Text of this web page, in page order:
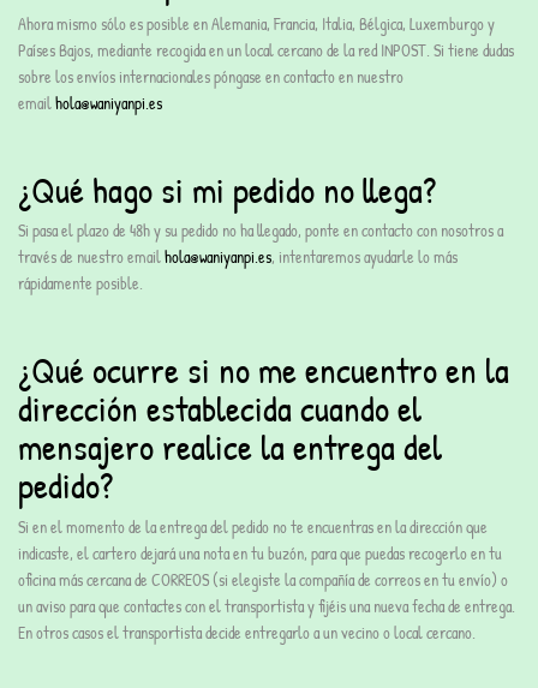
Ahora mismo sólo es posible en Alemania, Francia, Italia, Bélgica, Luxemburgo y
Países Bajos, mediante recogida en un local cercano de la red INPOST. Si tiene dudas
sobre los envíos internacionales póngase en contacto en nuestro
emailhola@waniyanpi.es
¿Qué hago si mi pedido no llega?
Si pasa el plazo de 48h y su pedido no ha llegado, ponte en contacto con nosotros a
través de nuestro emailhola@waniyanpi.es, intentaremos ayudarle lo más
rápidamente posible.
¿Qué ocurre si no me encuentro en la
dirección establecida cuando el
mensajero realice la entrega del
pedido?
Si en el momento de la entrega del pedido no te encuentras en la dirección que
indicaste, el cartero dejará una nota en tu buzón, para que puedas recogerlo en tu
oficina más cercana de CORREOS (si elegiste la compañía de correos en tu envío) o
un aviso para que contactes con el transportista y fijéis una nueva fecha de entrega.
En otros casos el transportista decide entregarlo a un vecino o local cercano.